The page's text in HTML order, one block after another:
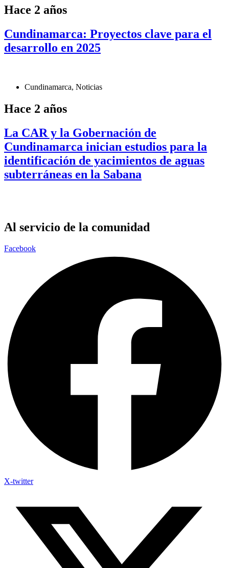
Hace 2 años
Cundinamarca: Proyectos clave para el
desarrollo en 2025
Cundinamarca, Noticias
Hace 2 años
La CAR y la Gobernación de
Cundinamarca inician estudios para la
identificación de yacimientos de aguas
subterráneas en la Sabana
Al servicio de la comunidad
Facebook
X-twitter